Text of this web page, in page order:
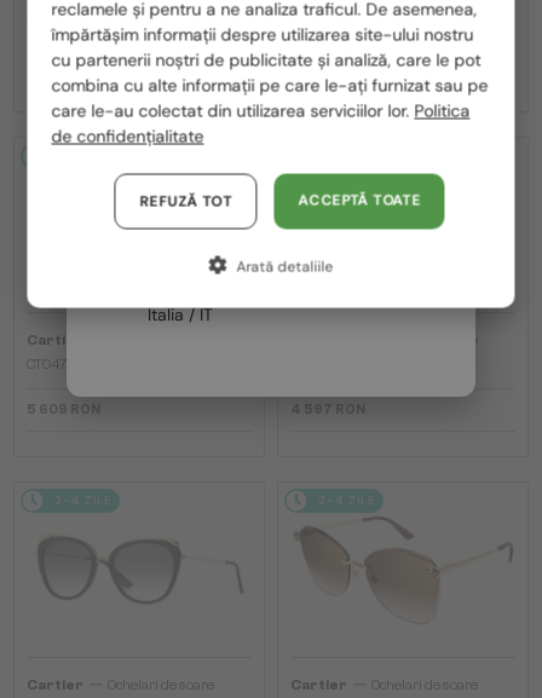
CT0540S - 001 - 48
3 528 RON
CT0545S Clash de Cartier - 002 - 58
7 995 RON
Cartier
CT0473S - 004 - 54
5 609 RON 4 597 RON
2-4 ZILE
Cartier
Ochelari de soare
2-4 ZILE
Cartier
Ochelari de soare
România / RO
Polska / PL
Magyarország / HU
United Arab Emirates / EN
Austria / AT
Germania / DE
Franța / FR
Italia / IT
reclamele și pentru a ne analiza traficul. De asemenea,
împărtășim informații despre utilizarea site-ului nostru
cu partenerii noștri de publicitate și analiză, care le pot
combina cu alte informații pe care le-ați furnizat sau pe
care le-au colectat din utilizarea serviciilor lor. Politica
de confidențialitate
ACCEPTĂ TOATE
REFUZĂ TOT
Arată detaliile